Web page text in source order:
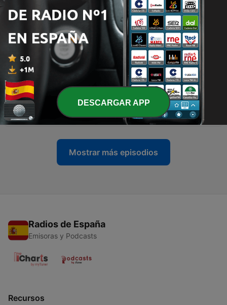
Flamenco en R-5 - Camarón interpretando a
Lorca - 30/04/17
28 abr. 2017
155 - Flamenco en R-5 - Maloko - 29/04/17
154 - Flamenco en R-5 - Los Manolos (segunda parte)
- 16/04/17
14 abr. 2017
Mostrar más episodios
Radios de España
Emisoras y Podcasts
Recursos
DESCARGAR APP